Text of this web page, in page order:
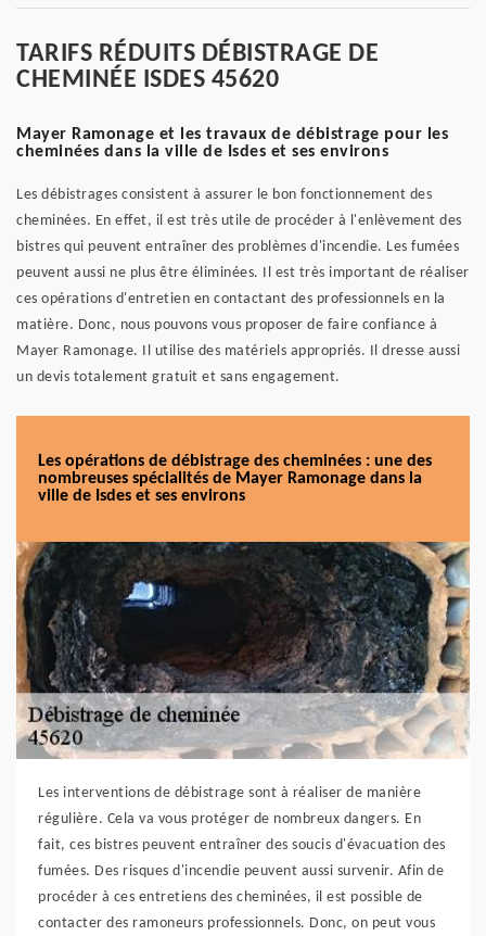
TARIFS RÉDUITS DÉBISTRAGE DE
CHEMINÉE ISDES 45620
Mayer Ramonage et les travaux de débistrage pour les
cheminées dans la ville de Isdes et ses environs
Les débistrages consistent à assurer le bon fonctionnement des
cheminées. En effet, il est très utile de procéder à l'enlèvement des
bistres qui peuvent entraîner des problèmes d'incendie. Les fumées
peuvent aussi ne plus être éliminées. Il est très important de réaliser
ces opérations d'entretien en contactant des professionnels en la
matière. Donc, nous pouvons vous proposer de faire confiance à
Mayer Ramonage. Il utilise des matériels appropriés. Il dresse aussi
un devis totalement gratuit et sans engagement.
Les opérations de débistrage des cheminées : une des
nombreuses spécialités de Mayer Ramonage dans la
ville de Isdes et ses environs
Les interventions de débistrage sont à réaliser de manière
régulière. Cela va vous protéger de nombreux dangers. En
fait, ces bistres peuvent entraîner des soucis d'évacuation des
fumées. Des risques d'incendie peuvent aussi survenir. Afin de
procéder à ces entretiens des cheminées, il est possible de
contacter des ramoneurs professionnels. Donc, on peut vous